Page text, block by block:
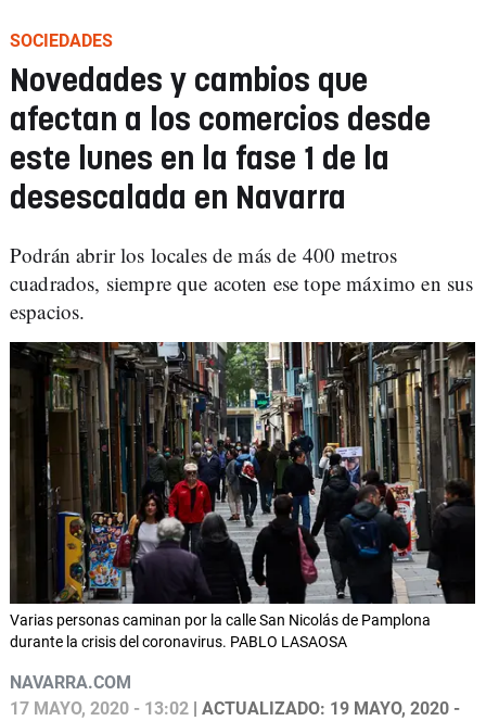
SOCIEDADES
Novedades y cambios que
afectan a los comercios desde
este lunes en la fase 1 de la
desescalada en Navarra
Podrán abrir los locales de más de 400 metros
cuadrados, siempre que acoten ese tope máximo en sus
espacios.
Varias personas caminan por la calle San Nicolás de Pamplona
durante la crisis del coronavirus. PABLO LASAOSA
NAVARRA.COM
17 MAYO, 2020 - 13:02 | ACTUALIZADO: 19 MAYO, 2020 -